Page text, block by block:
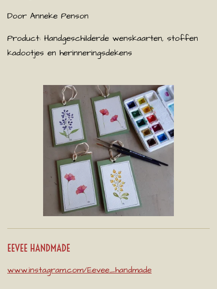
Door Anneke Penson
Product: Handgeschilderde wenskaarten, stoffen
kadootjes en herinneringsdekens
EEVEE HANDMADE
www.instagram.com/Eevee_handmade